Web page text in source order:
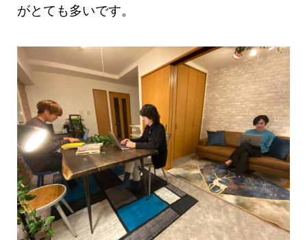
がとても多いです。